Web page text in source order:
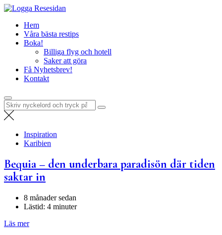
Hoppa
innehåll
Din resa börjar här – utflykter, guider och resetips för alla äventyr
Hem
Våra bästa restips
Boka!
Billiga flyg och hotell
Saker att göra
Få Nyhetsbrev!
Kontakt
Sök
efter:
Inspiration
Karibien
Bequia – den underbara paradisön där tiden
saktar in
8 månader sedan
Lästid: 4 minuter
Läs mer